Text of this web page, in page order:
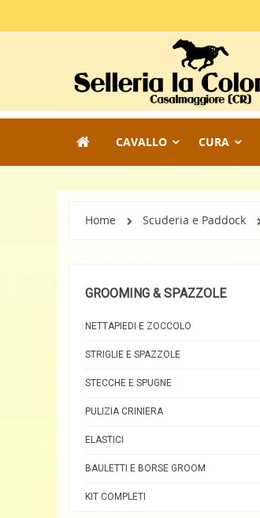
CAVALLO CURA
Home Scuderia e Paddock
GROOMING & SPAZZOLE
NETTAPIEDI E ZOCCOLO
STRIGLIE E SPAZZOLE
STECCHE E SPUGNE
PULIZIA CRINIERA
ELASTICI
BAULETTI E BORSE GROOM
KIT COMPLETI